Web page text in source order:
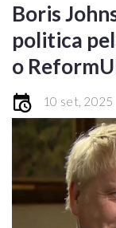
Boris
politica
o
10 set, 2025